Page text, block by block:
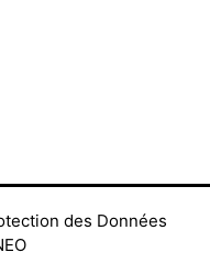
des Données